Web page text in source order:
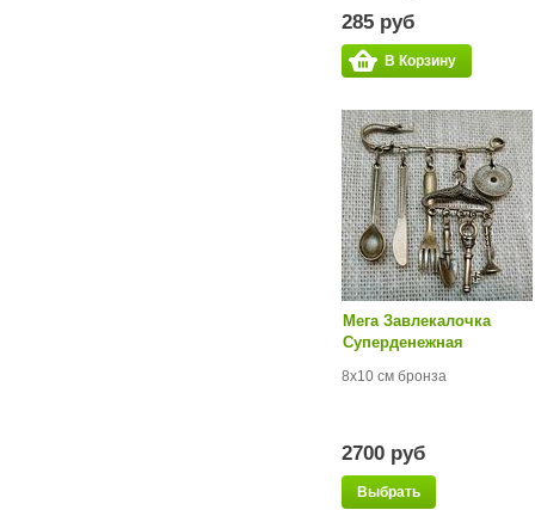
285 руб
В Корзину
Мега Завлекалочка
Суперденежная
8х10 см бронза
2700 руб
Выбрать